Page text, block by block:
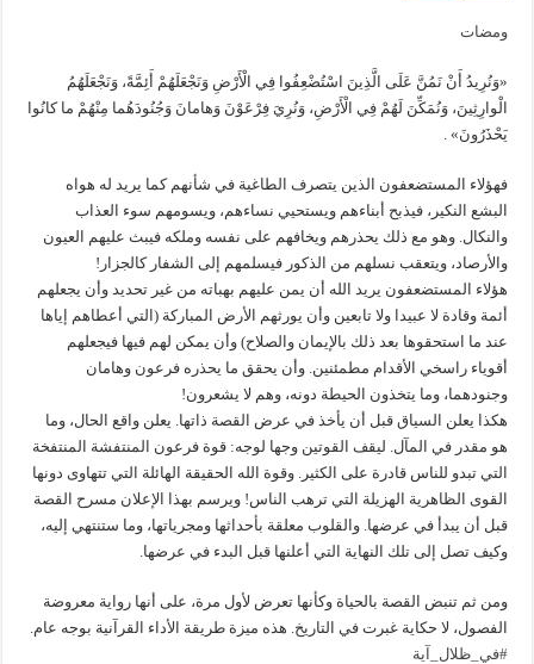
ومضات
«وَنُرِيدُ أَنْ نَمُنَّ عَلَى الَّذِينَ اسْتُضْعِفُوا فِي الْأَرْضِ وَنَجْعَلَهُمْ أَئِمَّةً، وَنَجْعَلَهُمُ
الْوارِثِينَ، وَنُمَكِّنَ لَهُمْ فِي الْأَرْضِ، وَنُرِيَ فِرْعَوْنَ وَهامانَ وَجُنُودَهُما مِنْهُمْ ما كانُوا
يَحْذَرُونَ» .
فهؤلاء المستضعفون الذين يتصرف الطاغية في شأنهم كما يريد له هواه
البشع النكير، فيذبح أبناءهم ويستحيي نساءهم، ويسومهم سوء العذاب
والنكال. وهو مع ذلك يحذرهم ويخافهم على نفسه وملكه فيبث عليهم العيون
والأرصاد، ويتعقب نسلهم من الذكور فيسلمهم إلى الشفار كالجزار!
هؤلاء المستضعفون يريد الله أن يمن عليهم بهباته من غير تحديد وأن يجعلهم
أئمة وقادة لا عبيدا ولا تابعين وأن يورثهم الأرض المباركة (التي أعطاهم إياها
عند ما استحقوها بعد ذلك بالإيمان والصلاح) وأن يمكن لهم فيها فيجعلهم
أقوياء راسخي الأقدام مطمئنين. وأن يحقق ما يحذره فرعون وهامان
وجنودهما، وما يتخذون الحيطة دونه، وهم لا يشعرون!
هكذا يعلن السياق قبل أن يأخذ في عرض القصة ذاتها. يعلن واقع الحال، وما
هو مقدر في المآل. ليقف القوتين وجها لوجه: قوة فرعون المنتفشة المنتفخة
التي تبدو للناس قادرة على الكثير. وقوة الله الحقيقة الهائلة التي تتهاوى دونها
القوى الظاهرية الهزيلة التي ترهب الناس! ويرسم بهذا الإعلان مسرح القصة
قبل أن يبدأ في عرضها. والقلوب معلقة بأحداثها ومجرياتها، وما ستنتهي إليه،
وكيف تصل إلى تلك النهاية التي أعلنها قبل البدء في عرضها.
ومن ثم تنبض القصة بالحياة وكأنها تعرض لأول مرة، على أنها رواية معروضة
الفصول، لا حكاية غبرت في التاريخ. هذه ميزة طريقة الأداء القرآنية بوجه عام.
#في_ظلال_آية